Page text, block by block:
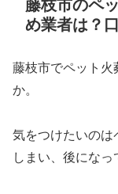
藤枝市のペ
め業者は？
藤枝市でペット火
か。
気をつけたいのは
しまい、後になっ